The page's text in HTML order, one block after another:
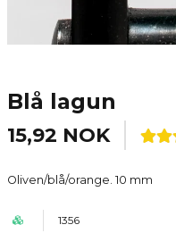
Blå lagun
15,92 NOK
Oliven/blå/orange. 10 mm
1356